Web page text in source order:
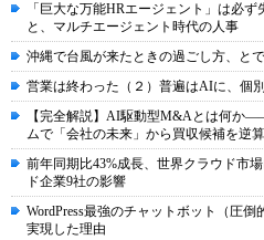
「巨大な万能HRエージェント」は必ず
と、マルチエージェント時代の人事
沖縄で台風が来たときの過ごし方、と
営業は終わった（２）普遍はAIに、個
【完全解説】AI駆動型M&Aとは何か
ムで「会社の未来」から買収候補を逆
前年同期比43%成長、世界クラウド市
ド企業9社の影響
WordPress最強のチャットボット（圧
実現した理由